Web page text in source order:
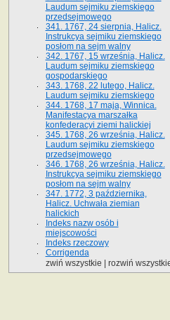
Laudum sejmiku ziemskiego
przedsejmowego
341. 1767, 24 sierpnia, Halicz.
Instrukcya sejmiku ziemskiego
posłom na sejm walny
342. 1767, 15 września, Halicz.
Laudum sejmiku ziemskiego
gospodarskiego
343. 1768, 22 lutego, Halicz.
Laudum sejmiku ziemskiego
344. 1768, 17 maja, Winnica.
Manifestacya marszałka
konfederacyi ziemi halickiej
345. 1768, 26 września, Halicz.
Laudum sejmiku ziemskiego
przedsejmowego
346. 1768, 26 września, Halicz.
Instrukcya sejmiku ziemskiego
posłom na sejm walny
347. 1772, 3 października,
Halicz. Uchwała ziemian
halickich
Indeks nazw osób i
miejscowości
Indeks rzeczowy
Corrigenda
zwiń wszystkie
rozwiń